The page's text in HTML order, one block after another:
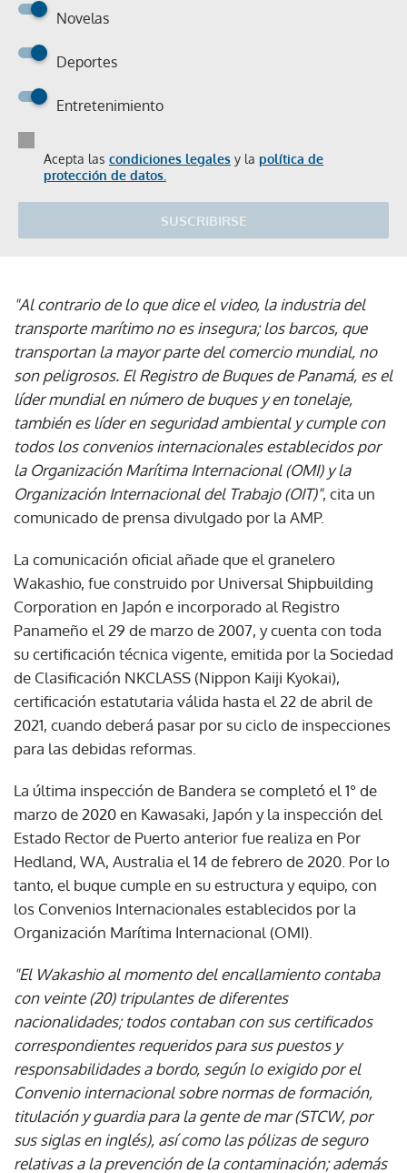
Novelas
Deportes
Entretenimiento
Acepta las condiciones legales y la política de
protección de datos.
SUSCRIBIRSE
"Al contrario de lo que dice el video, la industria del
transporte marítimo no es insegura; los barcos, que
transportan la mayor parte del comercio mundial, no
son peligrosos. El Registro de Buques de Panamá, es el
líder mundial en número de buques y en tonelaje,
también es líder en seguridad ambiental y cumple con
todos los convenios internacionales establecidos por
la Organización Marítima Internacional (OMI) y la
Organización Internacional del Trabajo (OIT)", cita un
comunicado de prensa divulgado por la AMP.
La comunicación oficial añade que el granelero
Wakashio, fue construido por Universal Shipbuilding
Corporation en Japón e incorporado al Registro
Panameño el 29 de marzo de 2007, y cuenta con toda
su certificación técnica vigente, emitida por la Sociedad
de Clasificación NKCLASS (Nippon Kaiji Kyokai),
certificación estatutaria válida hasta el 22 de abril de
2021, cuando deberá pasar por su ciclo de inspecciones
para las debidas reformas.
La última inspección de Bandera se completó el 1° de
marzo de 2020 en Kawasaki, Japón y la inspección del
Estado Rector de Puerto anterior fue realiza en Por
Hedland, WA, Australia el 14 de febrero de 2020. Por lo
tanto, el buque cumple en su estructura y equipo, con
los Convenios Internacionales establecidos por la
Organización Marítima Internacional (OMI).
"El Wakashio al momento del encallamiento contaba
con veinte (20) tripulantes de diferentes
nacionalidades; todos contaban con sus certificados
correspondientes requeridos para sus puestos y
responsabilidades a bordo, según lo exigido por el
Convenio internacional sobre normas de formación,
titulación y guardia para la gente de mar (STCW, por
sus siglas en inglés), así como las pólizas de seguro
relativas a la prevención de la contaminación; además